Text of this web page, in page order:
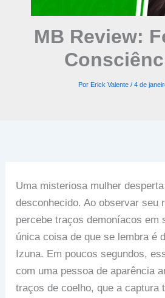
MB Review:
Por Erick Valente / 4 de
Uma misteriosa mulher
desconhecido. Ao observar seu
percebe traços demoníacos em
única coisa de que se lembra é
Izuna. Em poucos segundos,
com uma pessoa de aparência
traços de coelho, que a captura